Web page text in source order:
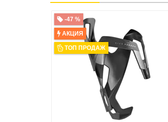
-47 %
АКЦИЯ
ТОП ПРОДАЖ